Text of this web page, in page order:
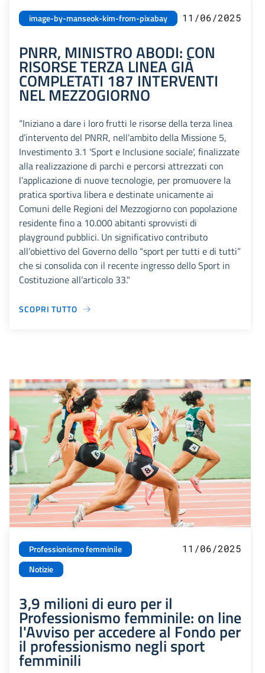
image-by-manseok-kim-from-pixabay 11/06/2025
PNRR, MINISTRO ABODI: CON
RISORSE TERZA LINEA GIÀ
COMPLETATI 187 INTERVENTI
NEL MEZZOGIORNO
“Iniziano a dare i loro frutti le risorse della terza linea
d’intervento del PNRR, nell’ambito della Missione 5,
Investimento 3.1 'Sport e Inclusione sociale', finalizzate
alla realizzazione di parchi e percorsi attrezzati con
l’applicazione di nuove tecnologie, per promuovere la
pratica sportiva libera e destinate unicamente ai
Comuni delle Regioni del Mezzogiorno con popolazione
residente fino a 10.000 abitanti sprovvisti di
playground pubblici. Un significativo contributo
all’obiettivo del Governo dello “sport per tutti e di tutti”
che si consolida con il recente ingresso dello Sport in
Costituzione all’articolo 33."
SCOPRI TUTTO
Professionismo femminile
Notizie
11/06/2025
3,9 milioni di euro per il
Professionismo femminile: on line
l'Avviso per accedere al Fondo per
il professionismo negli sport
femminili